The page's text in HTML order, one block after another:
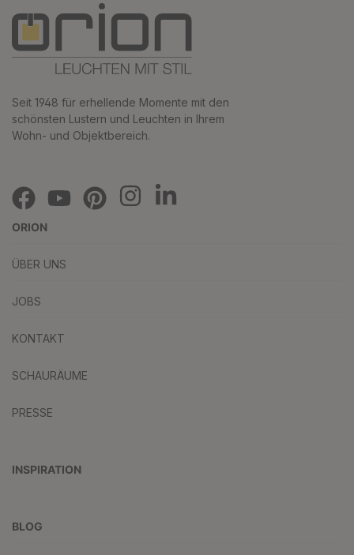
Seit 1948 für erhellende Momente mit den
schönsten Lustern und Leuchten in Ihrem
Wohn- und Objektbereich.
ORION
ÜBER UNS
JOBS
KONTAKT
SCHAURÄUME
PRESSE
INSPIRATION
BLOG